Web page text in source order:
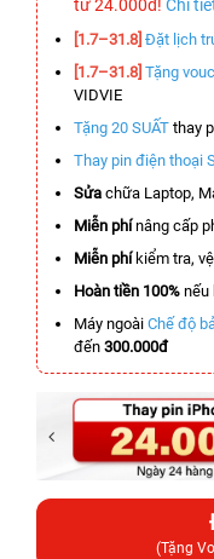
từ 24.000đ! Chi
[1.7–31.8] Đặt lịch
[1.7–31.8] Tặng
VIDVIE
Tặng 20 SUẤT thay
Thay pin điện thoại
Sửa chữa Laptop,
Miễn phínâng cấp
Miễn phíkiểm tra,
Hoàn tiền 100% nếu
Máy ngoài Chế độ
đến 300.000đ
(Tặng